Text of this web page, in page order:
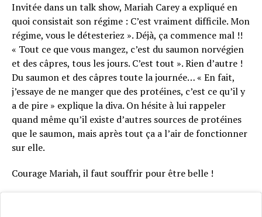
Invitée dans un talk show, Mariah Carey a expliqué en
quoi consistait son régime : C’est vraiment difficile. Mon
régime, vous le détesteriez ». Déjà, ça commence mal !!
« Tout ce que vous mangez, c’est du saumon norvégien
et des câpres, tous les jours. C’est tout ». Rien d’autre !
Du saumon et des câpres toute la journée… « En fait,
j’essaye de ne manger que des protéines, c’est ce qu’il y
a de pire » explique la diva. On hésite à lui rappeler
quand même qu’il existe d’autres sources de protéines
que le saumon, mais après tout ça a l’air de fonctionner
sur elle.
Courage Mariah, il faut souffrir pour être belle !